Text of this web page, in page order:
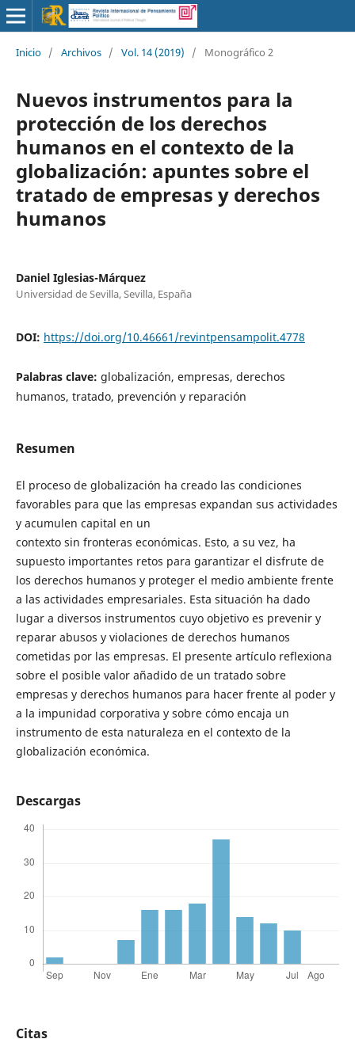
Inicio / Archivos / Vol. 14 (2019) / Monográfico 2
Nuevos instrumentos para la
protección de los derechos
humanos en el contexto de la
globalización: apuntes sobre el
tratado de empresas y derechos
humanos
Daniel Iglesias-Márquez
Universidad de Sevilla, Sevilla, España
DOI: https://doi.org/10.46661/revintpensampolit.4778
Palabras clave: globalización, empresas, derechos
humanos, tratado, prevención y reparación
Resumen
El proceso de globalización ha creado las condiciones
favorables para que las empresas expandan sus actividades
y acumulen capital en un
contexto sin fronteras económicas. Esto, a su vez, ha
supuesto importantes retos para garantizar el disfrute de
los derechos humanos y proteger el medio ambiente frente
a las actividades empresariales. Esta situación ha dado
lugar a diversos instrumentos cuyo objetivo es prevenir y
reparar abusos y violaciones de derechos humanos
cometidas por las empresas. El presente artículo reflexiona
sobre el posible valor añadido de un tratado sobre
empresas y derechos humanos para hacer frente al poder y
a la impunidad corporativa y sobre cómo encaja un
instrumento de esta naturaleza en el contexto de la
globalización económica.
Descargas
Citas